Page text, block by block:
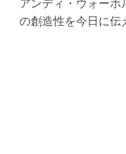
アンディ・ウォー
の創造性を今日に伝